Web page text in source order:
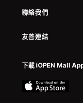
聯絡我們
友善連結
下載 iOPEN Mall